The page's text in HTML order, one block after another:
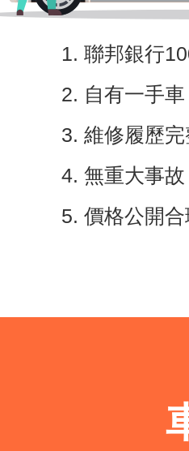
1. 聯邦銀行
2. 自有一手車
3. 維修履歷完
4. 無重大事故
5. 價格公開合